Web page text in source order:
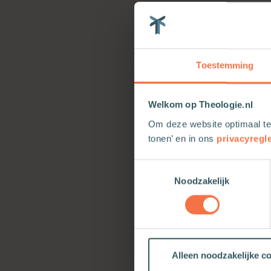
Toestemming
Welkom op Theologie.nl
Om deze website optimaal
tonen’ en in ons
Noodzakelijk
Alleen noodzakelijke
gaan voor uw
En dus, God,
Wij gaan
over ons
voor
donkere